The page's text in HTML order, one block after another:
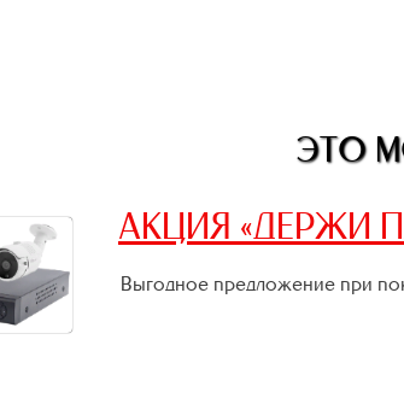
ЭТО
АКЦИЯ «ДЕРЖИ
Выгодное предложение при